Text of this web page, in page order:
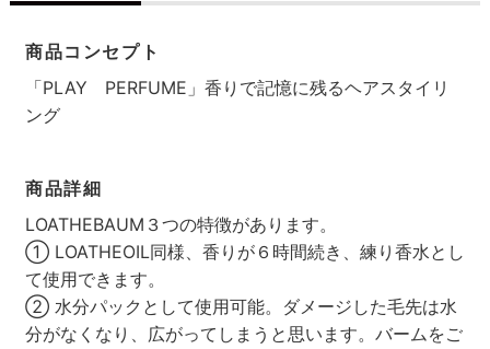
商品コンセプト
「PLAY PERFUME」香りで記憶に残るヘアスタイリ
ング
商品詳細
LOATHEBAUM３つの特徴があります。
① LOATHEOIL同様、香りが６時間続き、練り香水とし
て使用できます。
② 水分パックとして使用可能。ダメージした毛先は水
分がなくなり、広がってしまうと思います。バームをご